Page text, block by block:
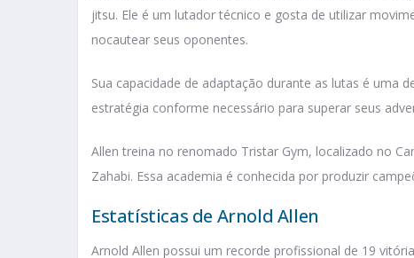
jitsu. Ele é um lutador técnico e gosta de utilizar
nocautear seus oponentes.
Sua capacidade de adaptação durante as lutas é uma
estratégia conforme necessário para superar seus
Allen treina no renomado Tristar Gym, localizado no
Zahabi. Essa academia é conhecida por produzir
Estatísticas de Arnold Allen
Arnold Allen possui um recorde profissional de 19